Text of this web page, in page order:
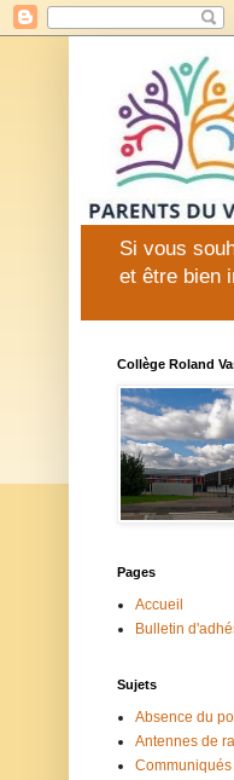
Si vous
et être bien
Collège Roland
Pages
Accueil
Bulletin
Sujets
Absence du
Antennes de